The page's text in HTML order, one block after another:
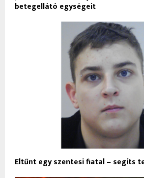
betegellátó egységeit
Eltűnt egy szentesi fiatal – segíts